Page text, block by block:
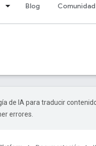
Blog Comunidad
de IA para traducir
errores.